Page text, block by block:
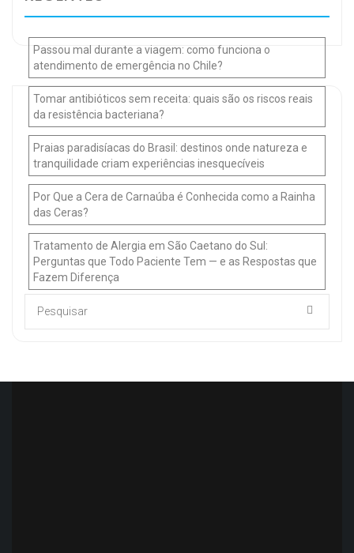
Passou mal durante a viagem: como funciona o
atendimento de emergência no Chile?
Tomar antibióticos sem receita: quais são os riscos reais
da resistência bacteriana?
Praias paradisíacas do Brasil: destinos onde natureza e
tranquilidade criam experiências inesquecíveis
Por Que a Cera de Carnaúba é Conhecida como a Rainha
das Ceras?
Tratamento de Alergia em São Caetano do Sul:
Perguntas que Todo Paciente Tem — e as Respostas que
Fazem Diferença